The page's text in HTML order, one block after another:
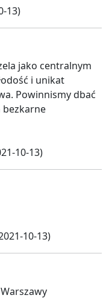
13)
jako centralnym
i unikat
Powinnismy dbać
bezkarne
10-13)
10-13)